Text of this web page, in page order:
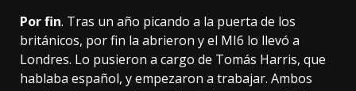
Por fin. Tras un año picando a la puerta de los
británicos, por fin la abrieron y el MI6 lo llevó a
Londres. Lo pusieron a cargo de Tomás Harris, que
hablaba español, y empezaron a trabajar. Ambos